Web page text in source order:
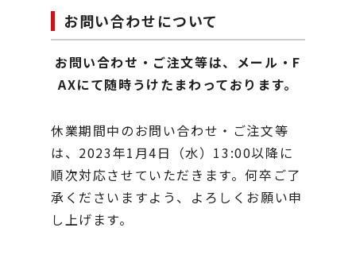
お問い合わせについて
お問い合わせ・ご注文等は、メール・F
AXにて随時うけたまわっております。
休業期間中のお問い合わせ・ご注文等
は、2023年1月4日（水）13:00以降に
順次対応させていただきます。 何卒ご了
承くださいますよう、よろしくお願い申
し上げます。